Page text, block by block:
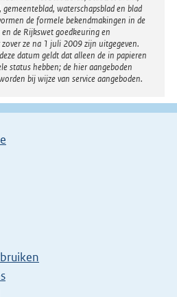
waterschapsblad en blad
de formele bekendmakingen in de
de Rijkswet goedkeuring en
ze na 1 juli 2009 zijn uitgegeven.
datum geldt dat alleen de in papieren
status hebben; de hier aangeboden
bij wijze van service aangeboden.